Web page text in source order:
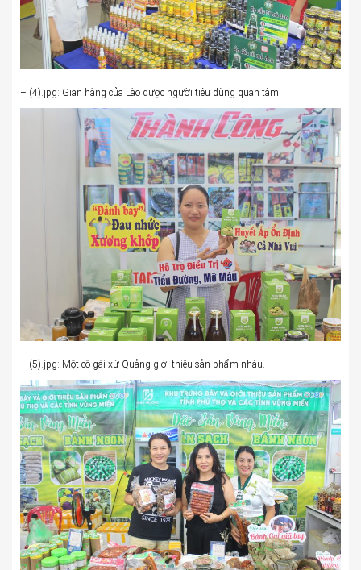
– (4).jpg: Gian hàng của Lào được người tiêu dùng quan tâm.
– (5).jpg: Một cô gái xứ Quảng giới thiệu sản phẩm nhàu.